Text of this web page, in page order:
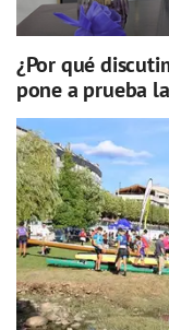
¿Por qué
pone a prueba